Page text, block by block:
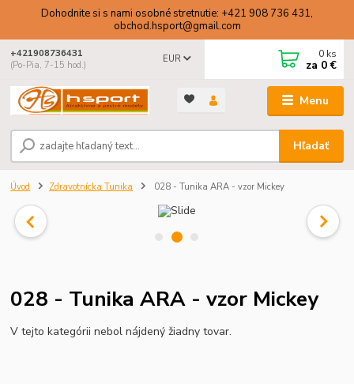
Dohodnite si s nami osobné stretnutie: +421 908 736 431,
obchod.hsport@gmail.com
Menu
EUR
Hľadať
+421908736431
(Po-Pia, 7-15 hod.)
0 ks
za 0 €
Úvod Zdravotnícka Tunika 028 - Tunika ARA - vzor Mickey
028 - Tunika ARA - vzor Mickey
V tejto kategórii nebol nájdený žiadny tovar.